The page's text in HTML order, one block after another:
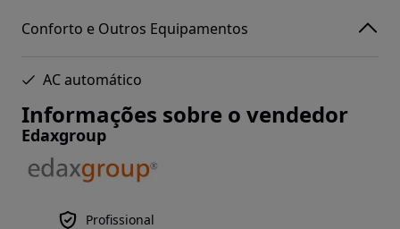
Conforto e Outros Equipamentos
AC automático
Informações sobre o vendedor
Edaxgroup
Profissional